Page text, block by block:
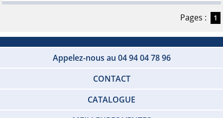
Pages : 1
Appelez-nous au 04 94 04 78 96
CONTACT
CATALOGUE